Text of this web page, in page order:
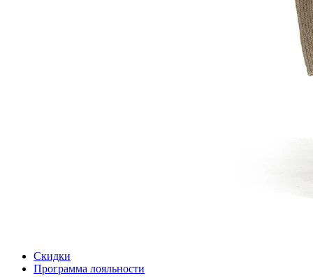
Скидки
Программа лояльности